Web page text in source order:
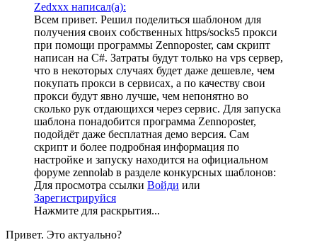
Zedxxx написал(а):
Всем привет. Решил поделиться шаблоном для
получения своих собственных https/socks5 прокси
при помощи программы Zennoposter, сам скрипт
написан на C#. Затраты будут только на vps сервер,
что в некоторых случаях будет даже дешевле, чем
покупать прокси в сервисах, а по качеству свои
прокси будут явно лучше, чем непонятно во
сколько рук отдающихся через сервис. Для запуска
шаблона понадобится программа Zennoposter,
подойдёт даже бесплатная демо версия. Сам
скрипт и более подробная информация по
настройке и запуску находится на официальном
форуме zennolab в разделе конкурсных шаблонов:
Для просмотра ссылки Войди или
Зарегистрируйся
Нажмите для раскрытия...
Привет. Это актуально?